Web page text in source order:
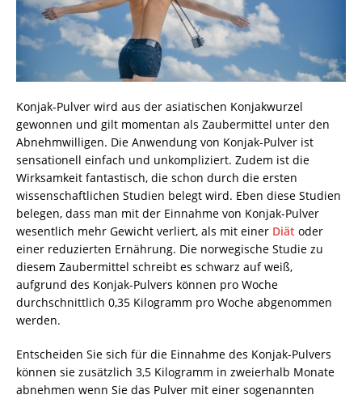
Konjak-Pulver wird aus der asiatischen Konjakwurzel
gewonnen und gilt momentan als Zaubermittel unter den
Abnehmwilligen. Die Anwendung von Konjak-Pulver ist
sensationell einfach und unkompliziert. Zudem ist die
Wirksamkeit fantastisch, die schon durch die ersten
wissenschaftlichen Studien belegt wird. Eben diese Studien
belegen, dass man mit der Einnahme von Konjak-Pulver
wesentlich mehr Gewicht verliert, als mit einer Diät oder
einer reduzierten Ernährung. Die norwegische Studie zu
diesem Zaubermittel schreibt es schwarz auf weiß,
aufgrund des Konjak-Pulvers können pro Woche
durchschnittlich 0,35 Kilogramm pro Woche abgenommen
werden.
Entscheiden Sie sich für die Einnahme des Konjak-Pulvers
können sie zusätzlich 3,5 Kilogramm in zweierhalb Monate
abnehmen wenn Sie das Pulver mit einer sogenannten